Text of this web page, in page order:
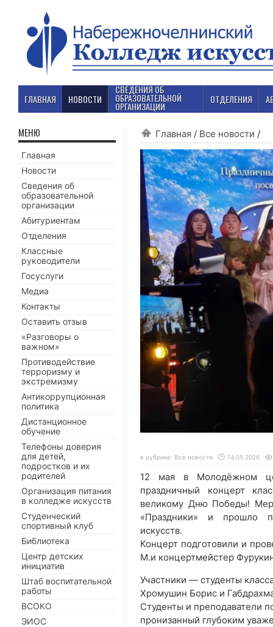
ГЛАВНАЯ НОВОСТИ
СВЕДЕНИЯ ОБ
ОБРАЗОВАТЕЛЬНОЙ
ОРГАНИЗАЦИИ
ОТДЕЛЕНИЯ
Главная / Все новости /
в рубрике: Все новости 14.05.2026
12 мая в Молодёжном
праздничный концерт
великому Дню Победы!
«Праздники» и прошло
искусств.
Концерт подготовили и
М.и концертмейстер
Участники — студенты
Хромушин Борис и
Студенты и преподаватели
пронизанный глубоким
МЕНЮ
Главная
Новости
Сведения об
образовательной
организации
Абитуриентам
Отделения
Классные
руководители
Госуслуги
Медиа
Контакты
Оставить отзыв
«Разговоры о
важном»
Противодействие
терроризму и
экстремизму
Антикоррупционная
политика
Дистанционное
обучение
Телефоны доверия
для детей,
подростков и их
родителей
Организация питания
в колледже искусств
Студенческий
спортивный клуб
Библиотека
Центр детских
инициатив
Штаб воспитательной
работы
ВСОКО
ЭИОС